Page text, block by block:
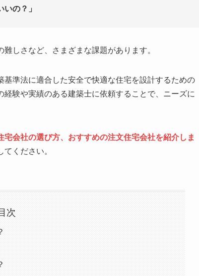
の？」
しさなど、さまざまな課題があります。
準法に適合した安全で快適な住宅を設計するための
験や実績のある建築士に依頼することで、ニーズに
会社の選び方、おすすめの注文住宅会社を紹介しま
ください。
次